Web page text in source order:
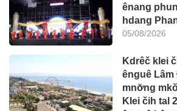
ênang
hdang
05/08/2026
Kdrêč klei
ênguê
mnơ̆ng
Klei čih tal